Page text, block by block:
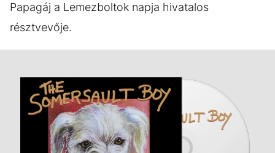
Papagáj a Lemezboltok napja hivatalos
résztvevője.